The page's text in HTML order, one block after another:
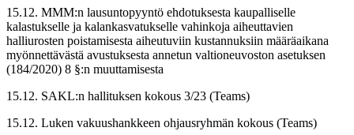
15.12. MMM:n lausuntopyyntö ehdotuksesta kaupalliselle
kalastukselle ja kalankasvatukselle vahinkoja aiheuttavien
halliurosten poistamisesta aiheutuviin kustannuksiin määräaikana
myönnettävästä avustuksesta annetun valtioneuvoston asetuksen
(184/2020) 8 §:n muuttamisesta
15.12. SAKL:n hallituksen kokous 3/23 (Teams)
15.12. Luken vakuushankkeen ohjausryhmän kokous (Teams)